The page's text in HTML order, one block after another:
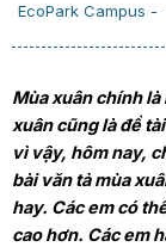
EcoPark Campus -
Mùa xuân chính
xuân cũng là đề
vì vậy, hôm nay,
bài văn tả mùa
hay. Các em có
cao hơn. Các em